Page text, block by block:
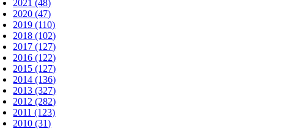
2021 (48)
2020 (47)
2019 (110)
2018 (102)
2017 (127)
2016 (122)
2015 (127)
2014 (136)
2013 (327)
2012 (282)
2011 (123)
2010 (31)